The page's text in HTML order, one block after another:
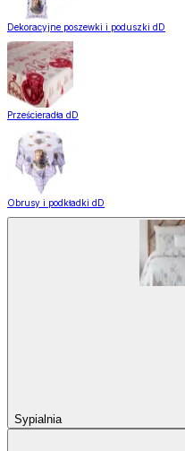
Dekoracyjne poszewki i poduszki dD
Prześcieradła dD
Obrusy i podkładki dD
Sypialnia